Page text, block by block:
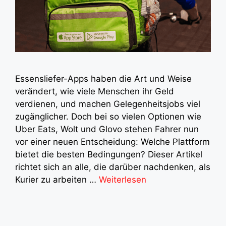
Essensliefer-Apps haben die Art und Weise
verändert, wie viele Menschen ihr Geld
verdienen, und machen Gelegenheitsjobs viel
zugänglicher. Doch bei so vielen Optionen wie
Uber Eats, Wolt und Glovo stehen Fahrer nun
vor einer neuen Entscheidung: Welche Plattform
bietet die besten Bedingungen? Dieser Artikel
richtet sich an alle, die darüber nachdenken, als
Kurier zu arbeiten … Weiterlesen